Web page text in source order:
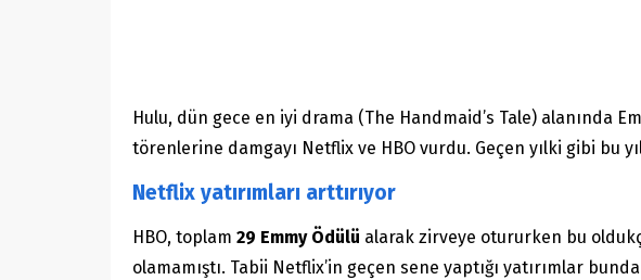
Hulu, dün gece en iyi drama (The Handmaid’s Tale) alanında
törenlerine damgayı Netflix ve HBO vurdu. Geçen yılki gibi bu
Netflix yatırımları arttırıyor
HBO, toplam 29 Emmy Ödülü alarak zirveye otururken bu
olamamıştı. Tabii Netflix’in geçen sene yaptığı yatırımlar